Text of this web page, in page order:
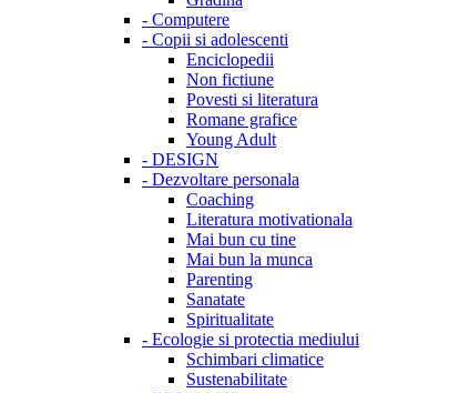
- Computere
- Copii si adolescenti
Enciclopedii
Non fictiune
Povesti si literatura
Romane grafice
Young Adult
- DESIGN
- Dezvoltare personala
Coaching
Literatura motivationala
Mai bun cu tine
Mai bun la munca
Parenting
Sanatate
Spiritualitate
- Ecologie si protectia mediului
Schimbari climatice
Sustenabilitate